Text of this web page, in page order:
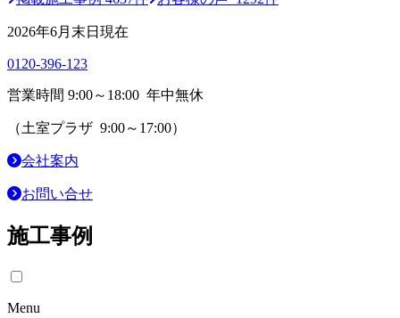
2026年6月末日現在
0120-396-123
営業時間 9:00～18:00 年中無休
（土室プラザ 9:00～17:00）
会社案内
お問い合せ
施工事例
Menu